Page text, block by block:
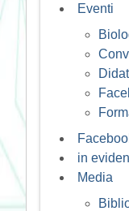
Eventi
in
Media